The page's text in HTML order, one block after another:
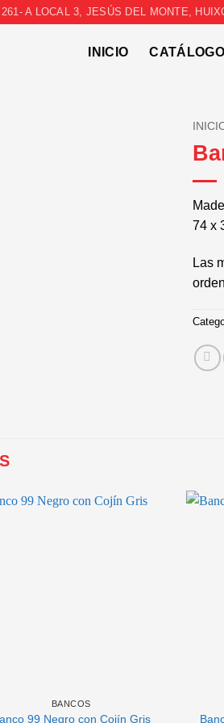
A LOCAL 3, JESÚS DEL MONTE,
INICIO CATÁLOGO
74 x
Las
BANCOS
99 Negro con Cojín Gris